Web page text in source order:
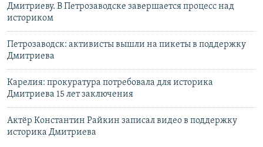
Дмитриеву. В Петрозаводске завершается процесс над
историком
Петрозаводск: активисты вышли на пикеты в поддержку
Дмитриева
Карелия: прокуратура потребовала для историка
Дмитриева 15 лет заключения
Актёр Константин Райкин записал видео в поддержку
историка Дмитриева